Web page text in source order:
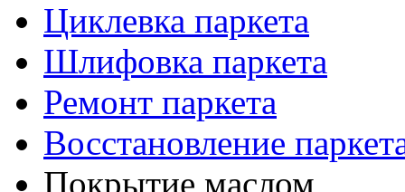
Циклевка паркета
Шлифовка паркета
Ремонт паркета
Восстановление
Покрытие маслом